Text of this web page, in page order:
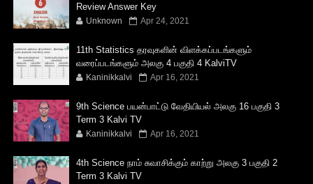
Review Answer Key
Unknown Apr 24, 2021
11th Statistics தரவுகளின் விளக்கப்படங்களும்
வரைப்படங்களும் அலகு 4 பகுதி 4 KalviTV
Kaninikkalvi Apr 16, 2021
9th Science பயன்பாட்டு வேதியியல் அலகு 16 பகுதி 3
Term 3 Kalvi TV
Kaninikkalvi Apr 16, 2021
4th Science நாம் சுவாசிக்கும் காற்று அலகு 3 பகுதி 2
Term 3 Kalvi TV